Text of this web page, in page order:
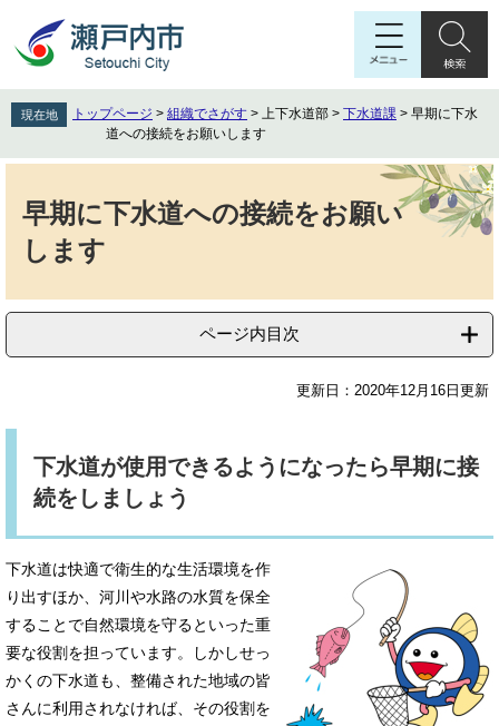
先
頭
を
飛
現在地 トップページ > 組織でさがす > 上下水道部 > 下水道課 > 早期に下水
道への接続をお願いします
早期に下水道への接続をお願い
します
ページ内目次
更新日：2020年12月16日更新
下水道が使用できるようになったら早期に接
続をしましょう
下水道は快適で衛生的な生活環境を作
り出すほか、河川や水路の水質を保全
することで自然環境を守るといった重
要な役割を担っています。しかしせっ
かくの下水道も、整備された地域の皆
さんに利用されなければ、その役割を